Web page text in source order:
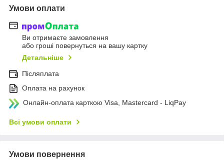
Умови оплати
Ви отримаєте замовлення
або гроші повернуться на вашу картку
Детальніше
Післяплата
Оплата на рахунок
Онлайн-оплата карткою Visa, Mastercard - LiqPay
Всі умови оплати
Умови повернення